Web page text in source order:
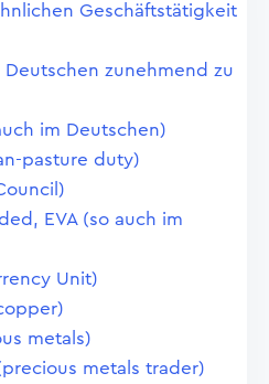
Geschäftstätigkeit
Deutschen zunehmend zu
im Deutschen)
pasture duty)
EVA (so auch im
Unit)
metals)
metals trader)